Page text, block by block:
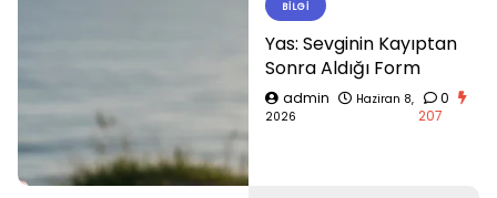
BILGI
Yas: Sevginin Kayıptan
Sonra Aldığı Form
admin
Haziran 8,
2026
0
207